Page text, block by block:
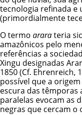
tecnologia refinada e
(primordialmente
O termo ararateria
amazônicos pelo
referências a
Xingu designadas
1850 (Cf. Ehrenreich,
possível que a
escura das têmporas
paralelas evocam as
negras que cercam o